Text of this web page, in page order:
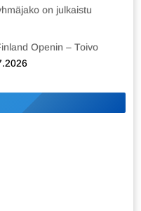
on julkaistu
Openin – Toivo